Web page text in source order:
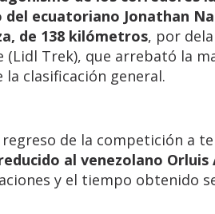
ecuatoriano Jonathan
de 138 kilómetros, por
(Lidl Trek), que arrebató la
la clasificación general.
regreso de la competición a
al venezolano
y el tiempo obtenido